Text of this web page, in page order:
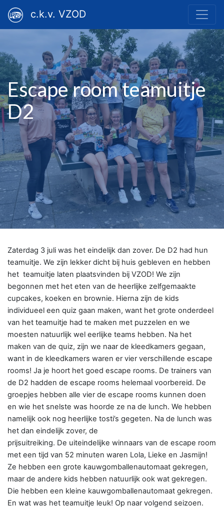
c.k.v. VZOD
Escape room teamuitje
D2
Zaterdag 3 juli was het eindelijk dan zover. De D2 had hun
teamuitje. We zijn lekker dicht bij huis gebleven en hebben
het teamuitje laten plaatsvinden bij VZOD! We zijn
begonnen met het eten van de heerlijke zelfgemaakte
cupcakes, koeken en brownie. Hierna zijn de kids
individueel een quiz gaan maken, want het grote onderdeel
van het teamuitje had te maken met puzzelen en we
moesten natuurlijk wel eerlijke teams hebben. Na het
maken van de quiz, zijn we naar de kleedkamers gegaan,
want in de kleedkamers waren er vier verschillende escape
rooms! Ja je hoort het goed escape rooms. De trainers van
de D2 hadden de escape rooms helemaal voorbereid. De
groepjes hebben alle vier de escape rooms kunnen doen
en wie het snelste was hoorde ze na de lunch. We hebben
namelijk ook nog heerlijke tosti’s gegeten. Na de lunch was
het dan eindelijk zover, de
prijsuitreiking. De uiteindelijke winnaars van de escape room
met een tijd van 52 minuten waren Lola, Lieke en Jasmijn!
Ze hebben een grote kauwgomballenautomaat gekregen,
maar de andere kids hebben natuurlijk ook wat gekregen.
Die hebben een kleine kauwgomballenautomaat gekregen.
En wat was het teamuitje leuk! Op naar volgend seizoen.